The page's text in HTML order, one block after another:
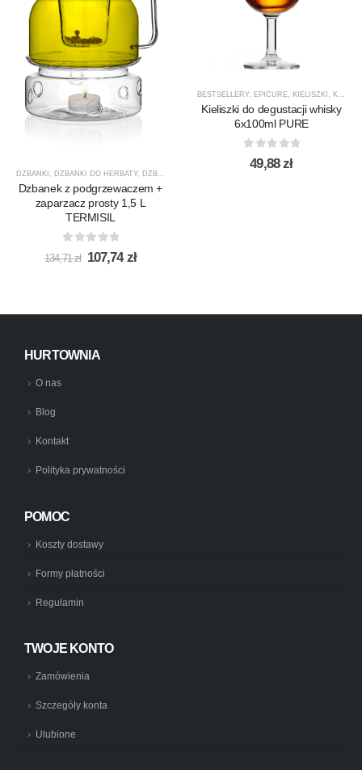
DZBANKI DZBANKI DO HERBATY, DZBANKI DO KAWY
Dzbanek z podgrzewaczem +
zaparzacz prosty 1,5 L
TERMISIL
out of 5
134,71zł Pierwotna
107,74złAktualna
BESTSELLERY, EPICURE KIELISZKI KIELISZKI DO WHISKY
Kieliszki do degustacji whisky
6x100ml PURE
out of 5
49,88zł
HURTOWNIA
O nas
Blog
Kontakt
Polityka prywatności
POMOC
Koszty dostawy
Formy płatności
Regulamin
TWOJE KONTO
Zamówienia
Szczegóły konta
Ulubione